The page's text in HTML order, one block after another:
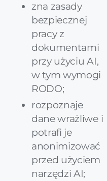
zna zasady
bezpiecznej
pracy z
dokumentami
przy użyciu AI,
w tym wymogi
RODO;
rozpoznaje
dane wrażliwe i
potrafi je
anonimizować
przed użyciem
narzędzi AI;